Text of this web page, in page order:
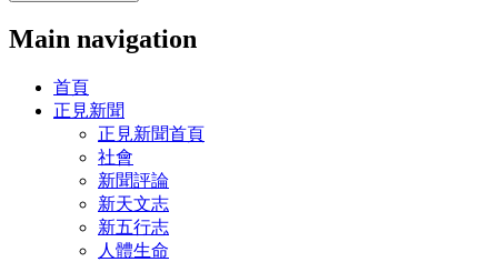
Main navigation
首頁
正見新聞
正見新聞首頁
社會
新聞評論
新天文志
新五行志
人體生命